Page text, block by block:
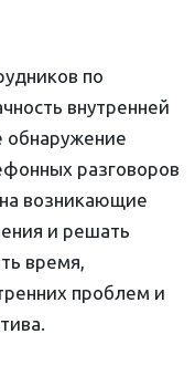
по
внутренней
обнаружение
разговоров
возникающие
и решать
время,
проблем и